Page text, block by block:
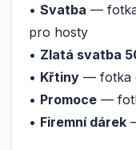
• Svatba —
pro hosty
• Zlatá svatba
• Křtiny — fotka
• Promoce —
• Firemní dárek